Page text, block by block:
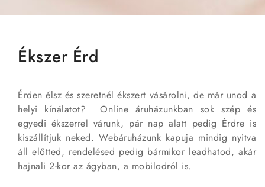
Ékszer Érd
Érden élsz és szeretnél ékszert vásárolni, de már unod a
helyi kínálatot? Online áruházunkban sok szép és
egyedi ékszerrel várunk, pár nap alatt pedig Érdre is
kiszállítjuk neked. Webáruházunk kapuja mindig nyitva
áll előtted, rendelésed pedig bármikor leadhatod, akár
hajnali 2-kor az ágyban, a mobilodról is.